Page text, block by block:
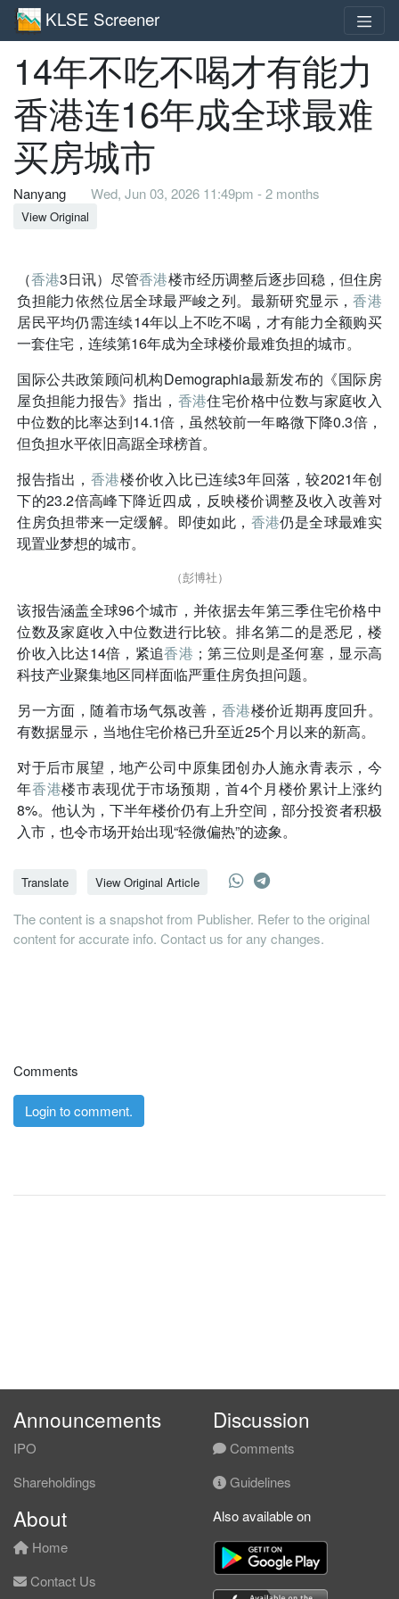
KLSE Screener
14年不吃不喝才有能力
香港连16年成全球最难
买房城市
Nanyang Wed, Jun 03, 2026 11:49pm - 2 months
View Original
（香港3日讯）尽管香港楼市经历调整后逐步回稳，但住房
负担能力依然位居全球最严峻之列。最新研究显示，香港
居民平均仍需连续14年以上不吃不喝，才有能力全额购买
一套住宅，连续第16年成为全球楼价最难负担的城市。
国际公共政策顾问机构Demographia最新发布的《国际房
屋负担能力报告》指出， 香港住宅价格中位数与家庭收入
中位数的比率达到14.1倍，虽然较前一年略微下降0.3倍，
但负担水平依旧高踞全球榜首。
报告指出， 香港楼价收入比已连续3年回落，较2021年创
下的23.2倍高峰下降近四成，反映楼价调整及收入改善对
住房负担带来一定缓解。即使如此， 香港仍是全球最难实
现置业梦想的城市。
（彭博社）
该报告涵盖全球96个城市，并依据去年第三季住宅价格中
位数及家庭收入中位数进行比较。排名第二的是悉尼，楼
价收入比达14倍，紧追香港 ；第三位则是圣何塞，显示高
科技产业聚集地区同样面临严重住房负担问题。
另一方面，随着市场气氛改善， 香港楼价近期再度回升。
有数据显示，当地住宅价格已升至近25个月以来的新高。
对于后市展望，地产公司中原集团创办人施永青表示，今
年香港楼市表现优于市场预期，首4个月楼价累计上涨约
8%。他认为，下半年楼价仍有上升空间，部分投资者积极
入市，也令市场开始出现“轻微偏热”的迹象。
Translate View Original Article
The content is a snapshot from Publisher. Refer to the original
content for accurate info. Contact us for any changes.
Comments
Login to comment.
Announcements
IPO
Shareholdings
Discussion
Comments
Guidelines
About
Home
Contact Us
Also available on